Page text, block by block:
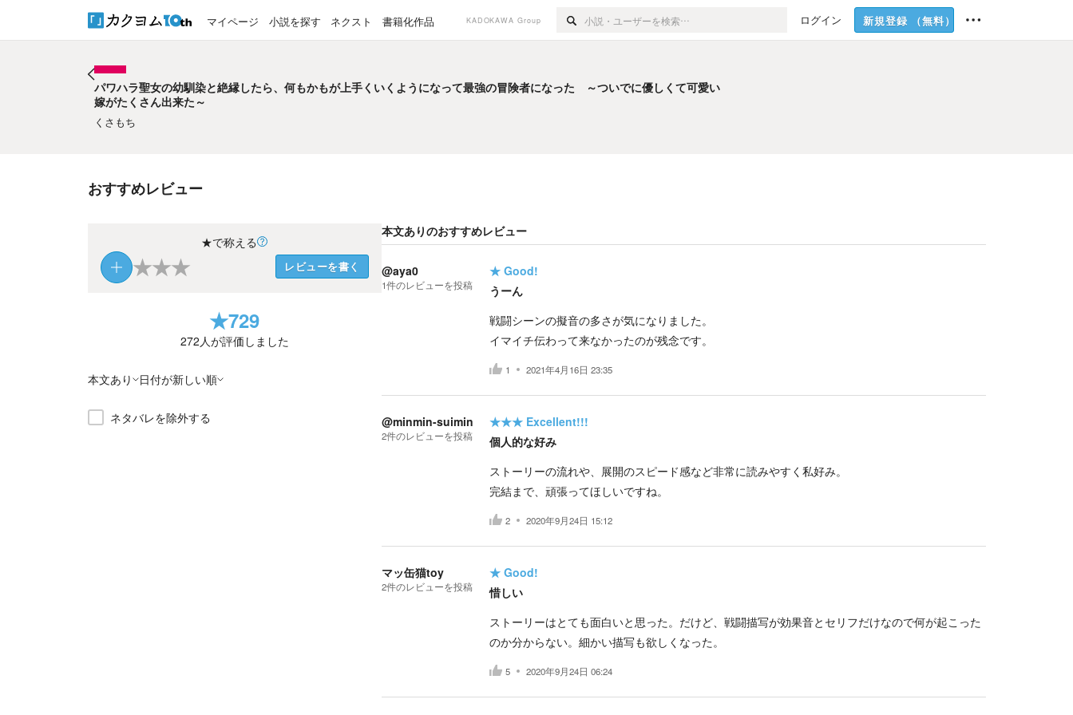
マイページ 小説を探す ネクスト 書籍化作品 KADOKAWA Group ログイン 新規登録 （無料）
嫁がたくさん出来た～
パワハラ聖女の幼馴染と絶縁したら、何もかもが上手くいくようになって最強の冒険者になった ～ついでに優しくて可愛い
嫁がたくさん出来た～
くさもち
おすすめレビュー
★で称える
★★★ レビューを書く
★729
272人が評価しました
本文あり 日付が新しい順
ネタバレを除外する
本文ありのおすすめレビュー
@aya0
1件のレビューを投稿
★ Good!
うーん
戦闘シーンの擬音の多さが気になりました。
イマイチ伝わって来なかったのが残念です。
1 2021年4月16日 23:35
@minmin-suimin
2件のレビューを投稿
★★★ Excellent!!!
個人的な好み
ストーリーの流れや、展開のスピード感など非常に読みやすく私好み。
完結まで、頑張ってほしいですね。
2 2020年9月24日 15:12
マッ缶猫toy
2件のレビューを投稿
★ Good!
惜しい
ストーリーはとても面白いと思った。だけど、戦闘描写が効果音とセリフだけなので何が起こった
のか分からない。細かい描写も欲しくなった。
5 2020年9月24日 06:24